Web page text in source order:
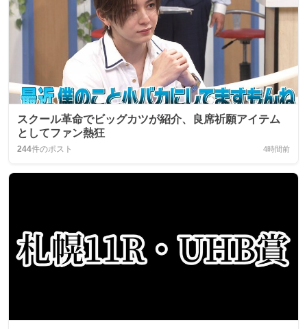
スクール革命でビッグカツが紹介、良席祈願アイテム
としてファン熱狂
244件のポスト 4時間前